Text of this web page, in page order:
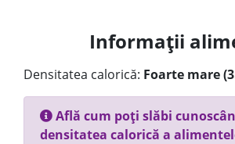
Informații
Densitatea calorică: Foarte mare
Află cum poți slăbi
densitatea calorică a